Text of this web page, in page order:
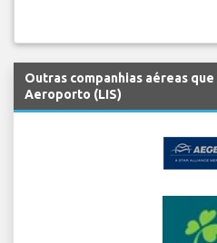
Outras companhias aéreas
Aeroporto (LIS)